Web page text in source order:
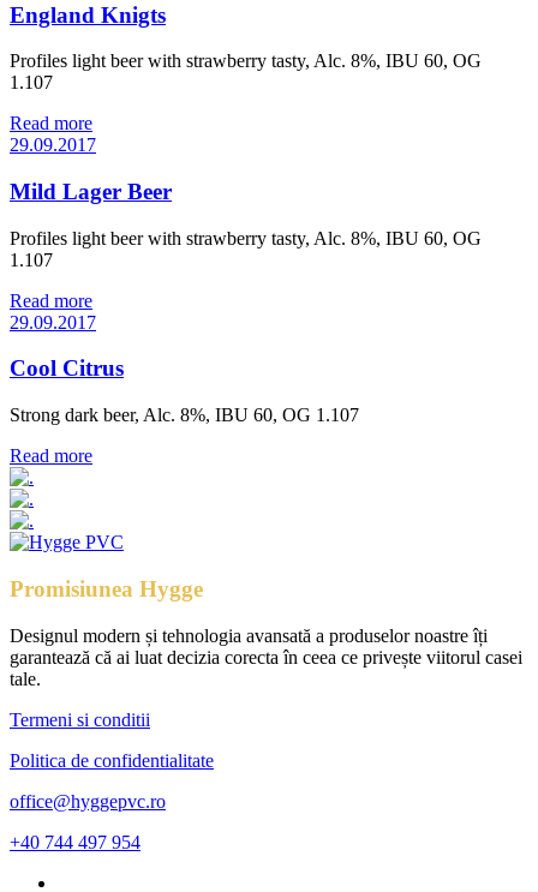
England Knigts
Profiles light beer with strawberry tasty, Alc. 8%, IBU 60, OG
1.107
Read more
29.09.2017
Mild Lager Beer
Profiles light beer with strawberry tasty, Alc. 8%, IBU 60, OG
1.107
Read more
29.09.2017
Cool Citrus
Strong dark beer, Alc. 8%, IBU 60, OG 1.107
Read more
Promisiunea Hygge
Designul modern și tehnologia avansată a produselor noastre îți
garantează că ai luat decizia corecta în ceea ce privește viitorul casei
tale.
Termeni si conditii
Politica de confidentialitate
office@hyggepvc.ro
+40 744 497 954